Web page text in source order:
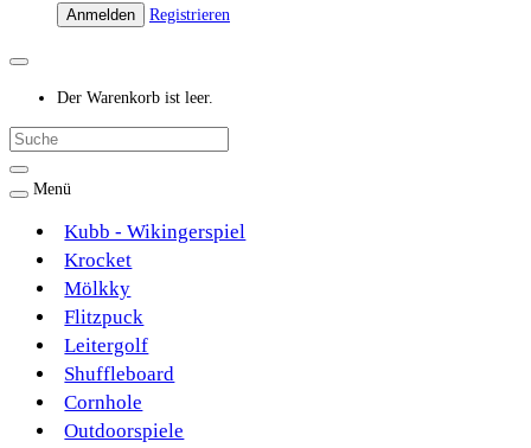
Anmelden
Registrieren
Der Warenkorb ist leer.
Menü
Kubb - Wikingerspiel
Krocket
Mölkky
Flitzpuck
Leitergolf
Shuffleboard
Cornhole
Outdoorspiele